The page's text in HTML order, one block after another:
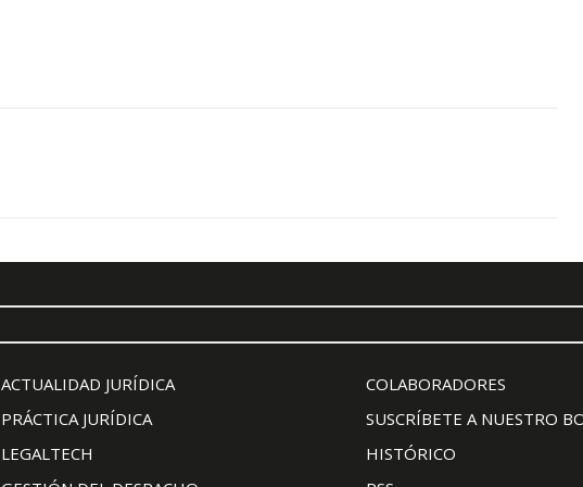
ACTUALIDAD JURÍDICA
PRÁCTICA JURÍDICA
LEGALTECH
COLABORADORES
SUSCRÍBETE A NUESTRO
HISTÓRICO